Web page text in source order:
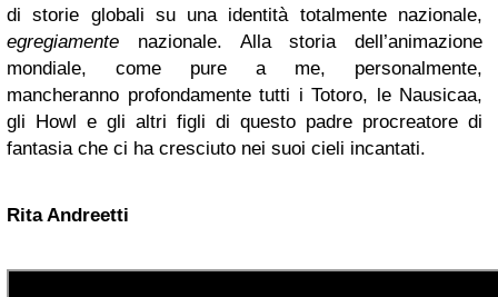
di storie globali su una identità totalmente nazionale,
egregiamente nazionale. Alla storia dell’animazione
mondiale, come pure a me, personalmente,
mancheranno profondamente tutti i Totoro, le Nausicaa,
gli Howl e gli altri figli di questo padre procreatore di
fantasia che ci ha cresciuto nei suoi cieli incantati.
Rita Andreetti